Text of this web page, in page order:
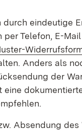
durch eindeutige
per Telefon, E-
Anders als
der
eine
Absendung des